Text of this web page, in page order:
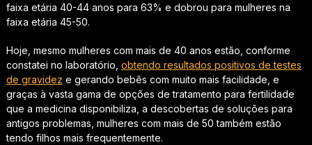
faixa etária 40-44 anos para 63% e dobrou para mulheres na
faixa etária 45-50.
Hoje, mesmo mulheres com mais de 40 anos estão, conforme
constatei no laboratório, obtendo resultados positivos de testes
de gravidez e gerando bebês com muito mais facilidade, e
graças à vasta gama de opções de tratamento para fertilidade
que a medicina disponibiliza, a descobertas de soluções para
antigos problemas, mulheres com mais de 50 também estão
tendo filhos mais frequentemente.